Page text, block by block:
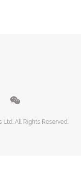
All Rights Reserved.